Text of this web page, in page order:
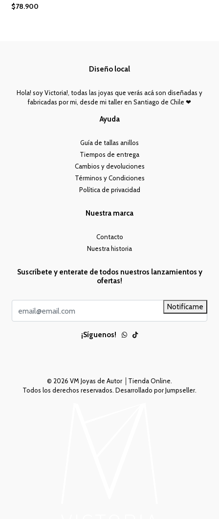
$78.900
Diseño local
Hola! soy Victoria!, todas las joyas que verás acá son diseñadas y
fabricadas por mi, desde mi taller en Santiago de Chile ❤︎
Ayuda
Guía de tallas anillos
Tiempos de entrega
Cambios y devoluciones
Términos y Condiciones
Política de privacidad
Nuestra marca
Contacto
Nuestra historia
Suscríbete y enterate de todos nuestros lanzamientos y
ofertas!
Notifícame
¡Síguenos!
© 2026 VM Joyas de Autor │Tienda Online.
Todos los derechos reservados. Desarrollado por Jumpseller.